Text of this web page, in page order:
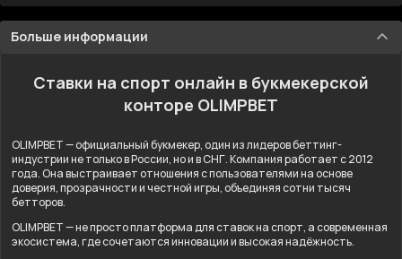
Больше информации
Ставки на спорт онлайн в букмекерской
конторе OLIMPBET
OLIMPBET — официальный букмекер, один из лидеров беттинг-
индустрии не только в России, но и в СНГ. Компания работает с 2012
года. Она выстраивает отношения с пользователями на основе
доверия, прозрачности и честной игры, объединяя сотни тысяч
бетторов.
OLIMPBET — не просто платформа для ставок на спорт, а современная
экосистема, где сочетаются инновации и высокая надёжность.